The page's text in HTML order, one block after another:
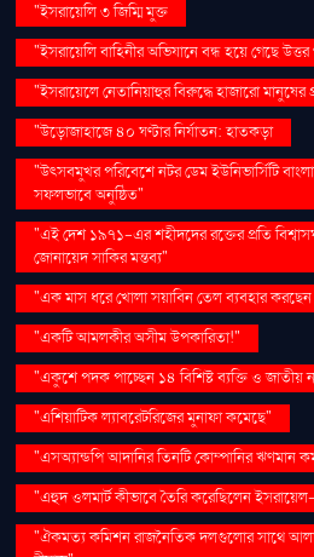
"ইসরায়েলি ৩ জিম্মি মুক্ত
"ইসরায়েলি বাহিনীর অভিযানে বন্ধ হয়ে গেছে
"ইসরায়েলে নেতানিয়াহুর বিরুদ্ধে হাজারো মানুষের
"উড়োজাহাজে ৪০ ঘণ্টার নির্যাতন: হাতকড়া
"উৎসবমুখর পরিবেশে নটর ডেম ইউনিভার্সিটি
সফলভাবে অনুষ্ঠিত"
"এই দেশ ১৯৭১-এর শহীদদের রক্তের প্রতি
জোনায়েদ সাকির মন্তব্য"
"এক মাস ধরে খোলা সয়াবিন তেল ব্যবহার করছেন
"একটি আমলকীর অসীম উপকারিতা!"
"একুশে পদক পাচ্ছেন ১৪ বিশিষ্ট ব্যক্তি ও জাতীয়
"এশিয়াটিক ল্যাবরেটরিজের মুনাফা কমেছে"
"এসঅ্যান্ডপি আদানির তিনটি কোম্পানির ঋণমান
"এহুদ ওলমার্ট কীভাবে তৈরি করেছিলেন ইসরায়েল-
"ঐকমত্য কমিশন রাজনৈতিক দলগুলোর সাথে